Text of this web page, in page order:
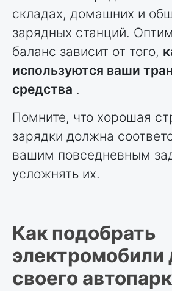
складах, домашних и
зарядных станций.
баланс зависит от того,
используются ваши
средства .
Помните, что хорошая
зарядки должна
вашим повседневным
усложнять их.
Как подобрать
электромобили
своего